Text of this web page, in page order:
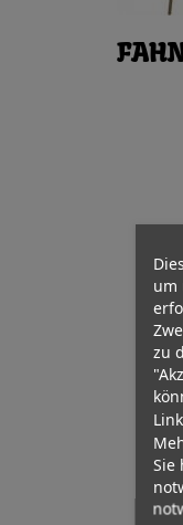
um
zu
Sie